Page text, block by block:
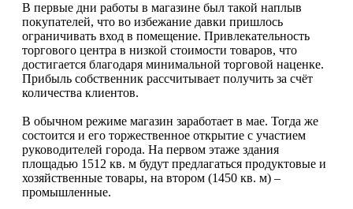
В первые дни работы в магазине был такой наплыв
покупателей, что во избежание давки пришлось
ограничивать вход в помещение. Привлекательность
торгового центра в низкой стоимости товаров, что
достигается благодаря минимальной торговой наценке.
Прибыль собственник рассчитывает получить за счёт
количества клиентов.
В обычном режиме магазин заработает в мае. Тогда же
состоится и его торжественное открытие с участием
руководителей города. На первом этаже здания
площадью 1512 кв. м будут предлагаться продуктовые и
хозяйственные товары, на втором (1450 кв. м) –
промышленные.